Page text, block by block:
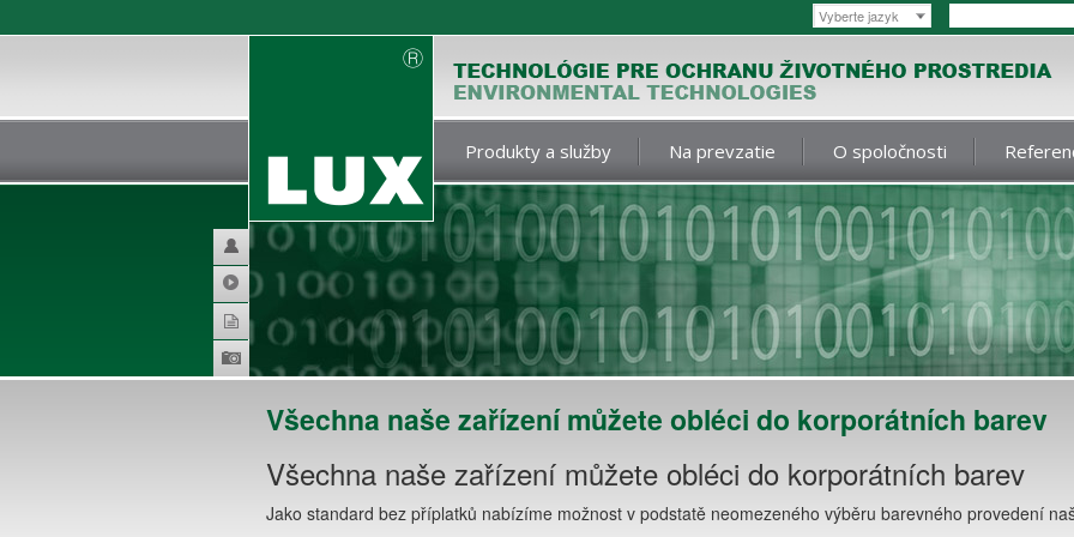
Vyberte jazyk
Produkty a služby Na prevzatie O spoločnosti
Helpdesk
Video
Katalogy
Všechna naše zařízení můžete obléci do korporátních barev
Všechna naše zařízení můžete obléci do korporátních barev
Jako standard bez příplatků nabízíme možnost v podstatě neomezeného výběru barevného provedení